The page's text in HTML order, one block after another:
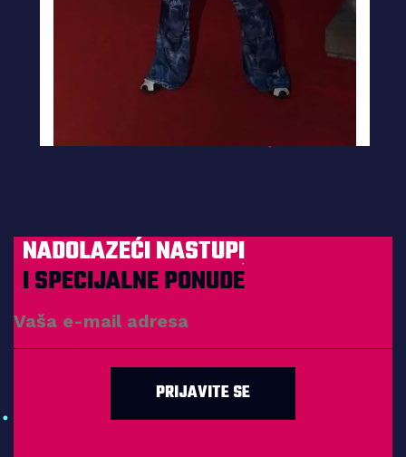
NADOLAZEĆI NASTUPI
I SPECIJALNE PONUDE
PRIJAVITE SE